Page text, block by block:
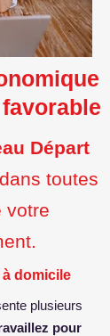
Départ
toutes
votre
domicile
plusieurs
pour